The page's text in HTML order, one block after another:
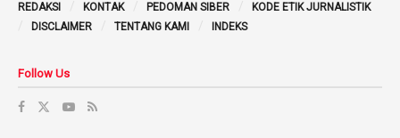
REDAKSI KONTAK PEDOMAN SIBER
KODE ETIK JURNALISTIK
DISCLAIMER
TENTANG KAMI INDEKS
Follow Us